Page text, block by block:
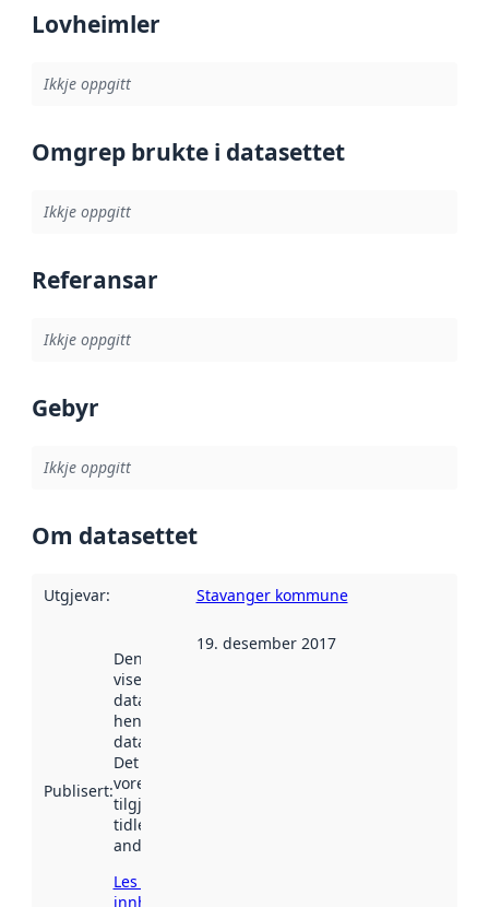
Lovheimler
Ikkje oppgitt
Omgrep brukte i datasettet
Ikkje oppgitt
Referansar
Ikkje oppgitt
Gebyr
Ikkje oppgitt
Om datasettet
Utgjevar: Stavanger kommune
Publisert:
Denne datoen
viser når
datasettet vart
henta inn av
data.norge.no.
Det kan ha
vore
tilgjengeleg
tidlegare
andre stader.
Les meir om
innhenting
19. desember 2017